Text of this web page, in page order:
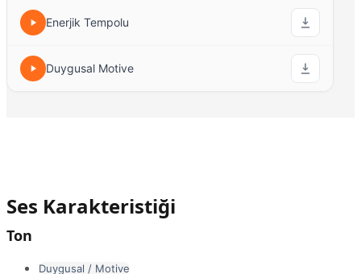
Enerjik Tempolu
Duygusal Motive
Ses Karakteristiği
Ton
Duygusal / Motive